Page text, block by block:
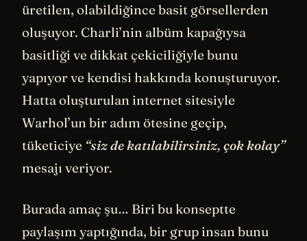
üretilen, olabildiğince basit görsellerden
oluşuyor. Charli’nin albüm kapağıysa
basitliği ve dikkat çekiciliğiyle bunu
yapıyor ve kendisi hakkında konuşturuyor.
Hatta oluşturulan internet sitesiyle
Warhol’un bir adım ötesine geçip,
tüketiciye “siz de katılabilirsiniz, çok kolay”
mesajı veriyor.
Burada amaç şu… Biri bu konseptte
paylaşım yaptığında, bir grup insan bunu